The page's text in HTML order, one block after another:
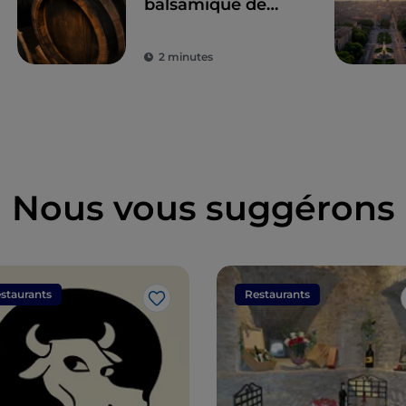
balsamique de
2 minutes
Nous vous suggérons
J’aime
Restaurants